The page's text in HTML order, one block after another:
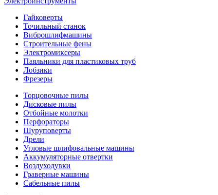
Гайковерты
Точильный станок
Виброшлифмашины
Строительные фены
Электромиксеры
Паяльники для пластиковых труб
Лобзики
Фрезеры
Торцовочные пилы
Дисковые пилы
Отбойные молотки
Перфораторы
Шуруповерты
Дрели
Угловые шлифовальные машины
Аккумуляторные отвертки
Воздуходувки
Граверные машины
Сабельные пилы